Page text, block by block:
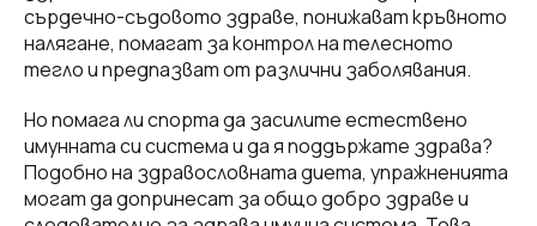
сърдечно-съдовото здраве, понижават кръвното
налягане, помагат за контрол на телесното
тегло и предпазват от различни заболявания.
Но помага ли спорта да засилите естествено
имунната си система и да я поддържате здрава?
Подобно на здравословната диета, упражненията
могат да допринесат за общо добро здраве и